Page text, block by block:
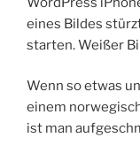
eines Bildes
starten. Weißer
Wenn so etwas
einem
ist man